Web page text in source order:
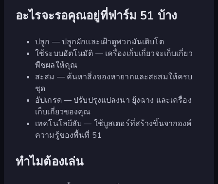
อะไรจะรอคุณอยู่ที่ฟาร์ม 51 บ้าง
ปลูก — ปลูกผักและเฝ้าดูพวกมันเติบโต
ใช้ระบบอัตโนมัติ — เครื่องเก็บเกี่ยวจะเก็บเกี่ยว
พืชผลให้คุณ
สะสม — ค้นหาสิ่งของหายากและสะสมให้ครบ
ชุด
อัปเกรด — ปรับปรุงแปลงนา ยุ้งฉาง และเครื่อง
เก็บเกี่ยวของคุณ
เทคโนโลยีลับ — ใช้บูสเตอร์ที่สร้างขึ้นจากองค์
ความรู้ของพื้นที่ 51
ทำไมต้องเล่น